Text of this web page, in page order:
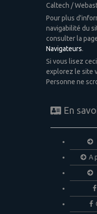
Caltech /
Pour plus
navigabilité du
consulter la
Navigateurs.
Si vous lisez
explorez le site
Personne ne
En
A